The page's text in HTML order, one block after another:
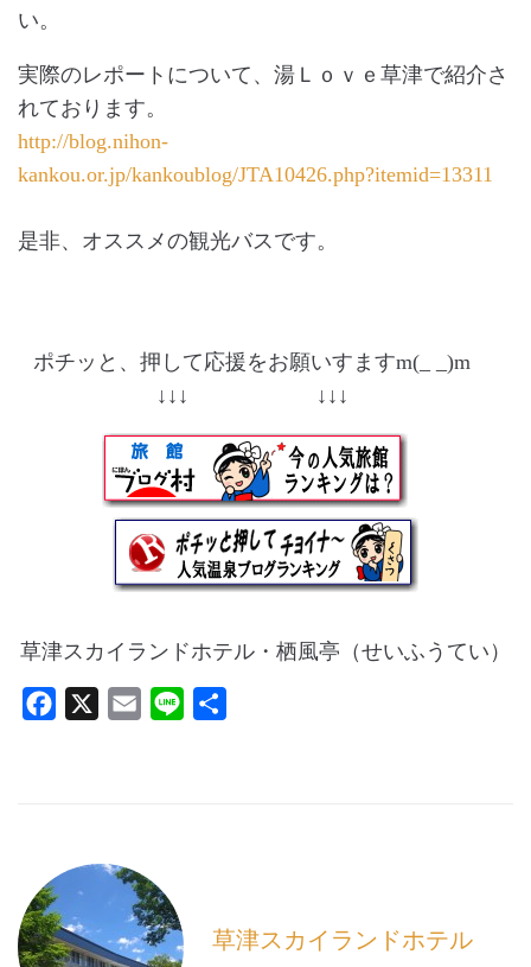
い。
実際のレポートについて、湯Ｌｏｖｅ草津で紹介さ
れております。
http://blog.nihon-
kankou.or.jp/kankoublog/JTA10426.php?itemid=13311
是非、オススメの観光バスです。
ポチッと、押して応援をお願いすますm(_ _)m
↓↓↓ ↓↓↓
草津スカイランドホテル・栖風亭（せいふうてい）
o
o
k
草津スカイランドホテル